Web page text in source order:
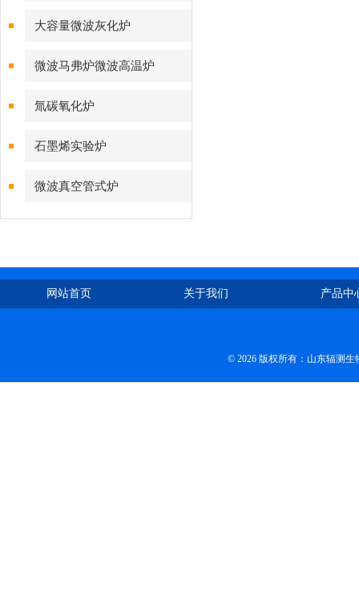
大容量微波灰化炉
微波马弗炉微波高温炉
氚碳氧化炉
石墨烯实验炉
微波真空管式炉
网站首页 关于我们 产品中
© 2026 版权所有：山东辐测